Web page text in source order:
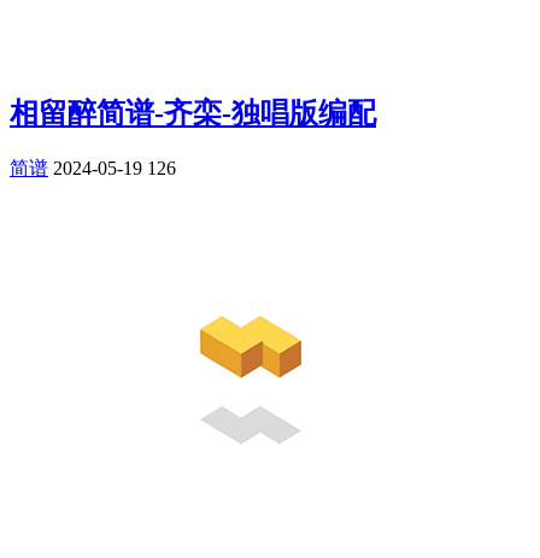
相留醉简谱-齐栾-独唱版编配
简谱 2024-05-19 126